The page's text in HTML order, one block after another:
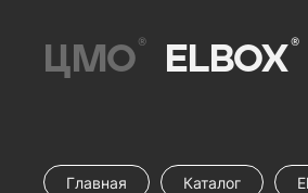
ЦМО ® ELBOX®
Главная Каталог